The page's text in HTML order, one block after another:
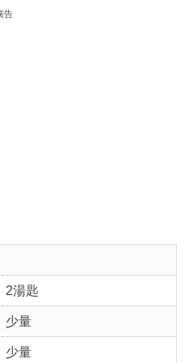
告
2湯匙
少量
少量